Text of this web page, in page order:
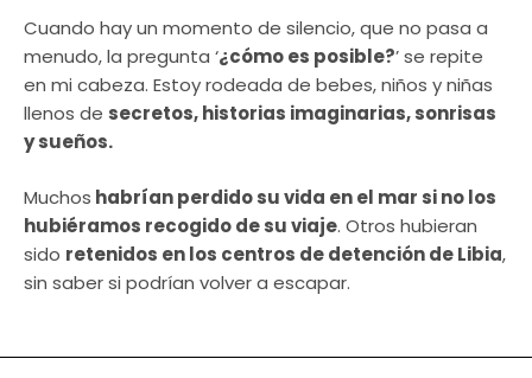
Cuando hay un momento de silencio, que no pasa a
menudo, la pregunta ‘¿cómo es posible?’ se repite
en mi cabeza. Estoy rodeada de bebes, niños y niñas
llenos de secretos, historias imaginarias, sonrisas
y sueños.
Muchos habrían perdido su vida en el mar si no los
hubiéramos recogido de su viaje. Otros hubieran
sido retenidos en los centros de detención de Libia,
sin saber si podrían volver a escapar.